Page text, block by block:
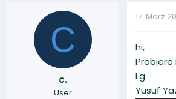
C
c.
User
17. März
hi,
Lg
Yusuf